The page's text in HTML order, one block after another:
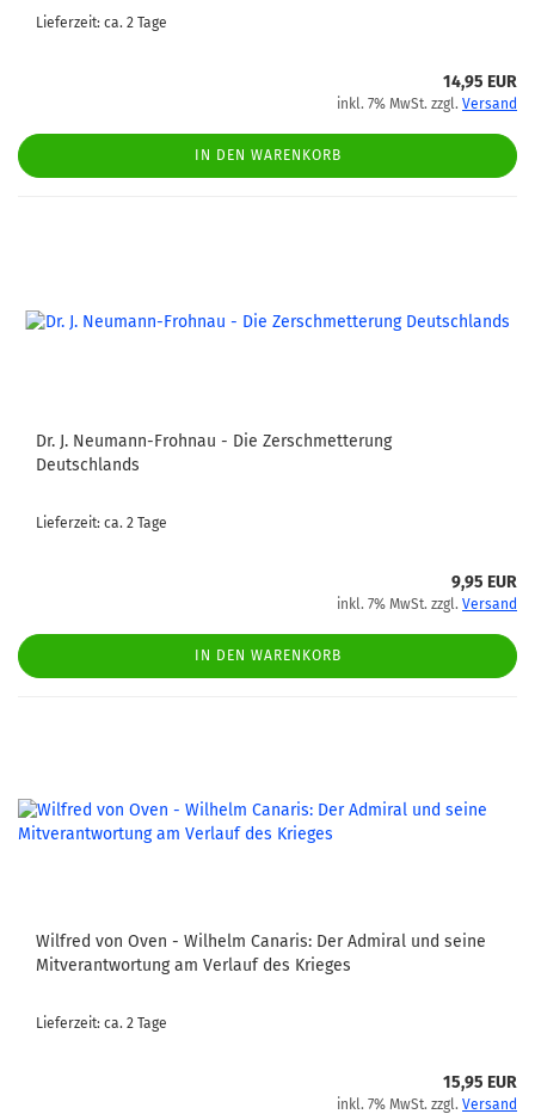
Lieferzeit: ca. 2 Tage
14,95 EUR
inkl. 7% MwSt. zzgl. Versand
IN DEN WARENKORB
Dr. J. Neumann-Frohnau - Die Zerschmetterung
Deutschlands
Lieferzeit: ca. 2 Tage
9,95 EUR
inkl. 7% MwSt. zzgl. Versand
IN DEN WARENKORB
Wilfred von Oven - Wilhelm Canaris: Der Admiral und seine
Mitverantwortung am Verlauf des Krieges
Lieferzeit: ca. 2 Tage
15,95 EUR
inkl. 7% MwSt. zzgl. Versand